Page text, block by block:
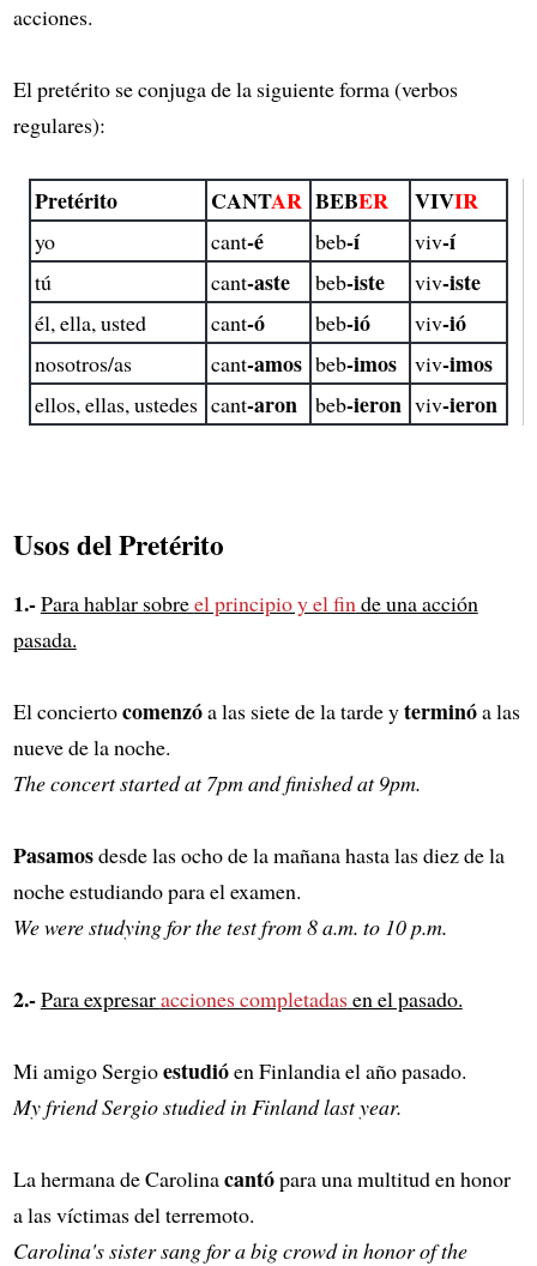
acciones.
El pretérito se conjuga de la siguiente forma (verbos
regulares):
Pretérito CANTAR BEBER VIVIR
yo cant-é beb-í viv-í
tú cant-aste beb-iste viv-iste
él, ella, usted cant-ó beb-ió viv-ió
nosotros/as cant-amos beb-imos viv-imos
ellos, ellas, ustedes cant-aron beb-ieron viv-ieron
Usos del Pretérito
1.-Para hablar sobreel principio y el fin de una acción
pasada.
El conciertocomenzóa las siete de la tarde yterminóa las
nueve de la noche.
The concert started at 7pm and finished at 9pm.
Pasamosdesde las ocho de la mañana hasta las diez de la
noche estudiando para el examen.
We were studying for the test from 8 a.m. to 10 p.m.
2.-Para expresaracciones completadasen el pasado.
Mi amigo Sergioestudióen Finlandia el año pasado.
My friend Sergio studied in Finland last year.
La hermana de Carolinacantópara una multitud en honor
a las víctimas del terremoto.
Carolina's sister sang for a big crowd in honor of the